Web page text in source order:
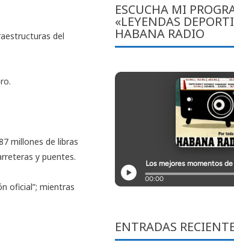
del
millones de libras
y puentes.
oficial”; mientras
ESCUCHA MI
«LEYENDAS
HABANA RADIO
ENTRADAS